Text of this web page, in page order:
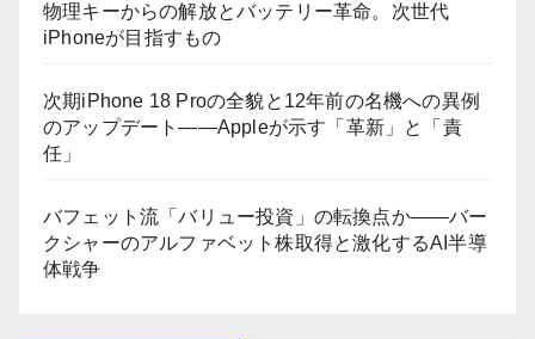
物理キーからの解放とバッテリー革命。次世代
iPhoneが目指すもの
次期iPhone 18 Proの全貌と12年前の名機への異例
のアップデート——Appleが示す「革新」と「責
任」
バフェット流「バリュー投資」の転換点か――バー
クシャーのアルファベット株取得と激化するAI半導
体戦争